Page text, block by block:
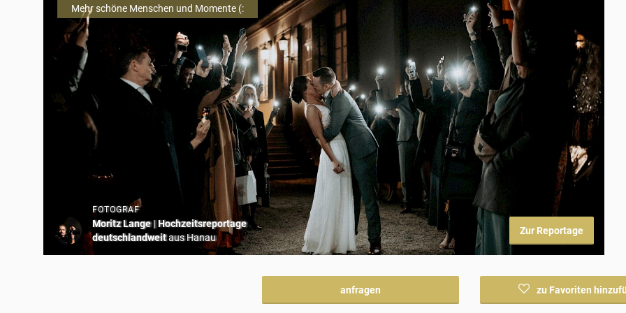
Mehr schöne Menschen und Momente (:
Zur Reportage
FOTOGRAF
Moritz Lange | Hochzeitsreportage
deutschlandweitaus Hanau
anfragen zu Favoriten